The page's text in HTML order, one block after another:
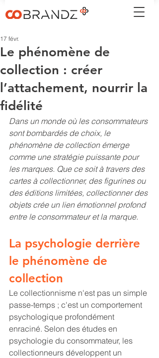
Le phénomène de
collection : créer
l’attachement, nourrir la
fidélité
17 févr.
Dans un monde où les consommateurs
sont bombardés de choix, le
phénomène de collection émerge
comme une stratégie puissante pour
les marques. Que ce soit à travers des
cartes à collectionner, des figurines ou
des éditions limitées, collectionner des
objets crée un lien émotionnel profond
entre le consommateur et la marque.
La psychologie derrière
le phénomène de
collection
Le collectionnisme n'est pas un simple
passe-temps ; c'est un comportement
psychologique profondément
enraciné. Selon des études en
psychologie du consommateur, les
collectionneurs développent un